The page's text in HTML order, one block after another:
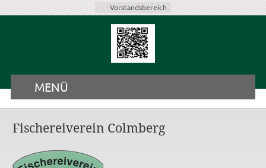
Vorstandsbereich
MENÜ
Fischereiverein Colmberg